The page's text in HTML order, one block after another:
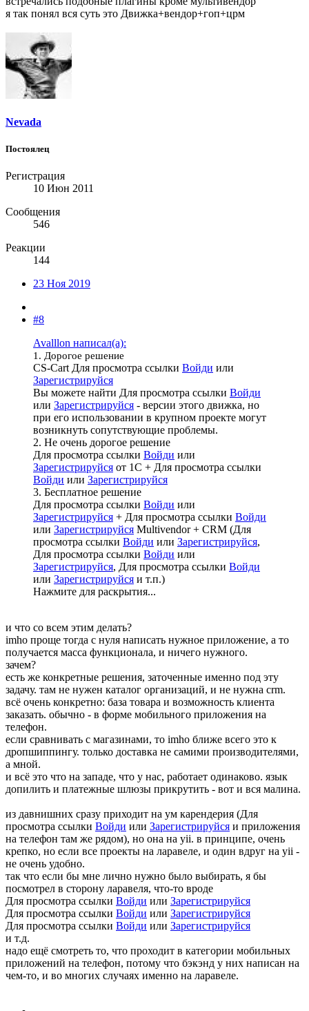
я так понял вся суть это Движка+вендор+гоп+црм
Nevada
Постоялец
Регистрация
10 Июн 2011
Сообщения
546
Реакции
144
23 Ноя 2019
#8
Avalllon написал(а):
1. Дорогое решение
CS-Cart Для просмотра ссылки Войди или
Зарегистрируйся
Вы можете найти Для просмотра ссылки Войди
или Зарегистрируйся - версии этого движка, но
при его использовании в крупном проекте могут
возникнуть сопутствующие проблемы.
2. Не очень дорогое решение
Для просмотра ссылки Войди или
Зарегистрируйся от 1С + Для просмотра ссылки
Войди или Зарегистрируйся
3. Бесплатное решение
Для просмотра ссылки Войди или
Зарегистрируйся + Для просмотра ссылки Войди
или Зарегистрируйся Multivendor + CRM (Для
просмотра ссылки Войди или Зарегистрируйся,
Для просмотра ссылки Войди или
Зарегистрируйся, Для просмотра ссылки Войди
или Зарегистрируйся и т.п.)
Нажмите для раскрытия...
и что со всем этим делать?
imho проще тогда с нуля написать нужное приложение, а то
получается масса функционала, и ничего нужного.
зачем?
есть же конкретные решения, заточенные именно под эту
задачу. там не нужен каталог организаций, и не нужна crm.
всё очень конкретно: база товара и возможность клиента
заказать. обычно - в форме мобильного приложения на
телефон.
если сравнивать с магазинами, то imho ближе всего это к
дропшиппингу. только доставка не самими производителями,
а мной.
и всё это что на западе, что у нас, работает одинаково. язык
допилить и платежные шлюзы прикрутить - вот и вся малина.
из давнишних сразу приходит на ум карендерия (Для
просмотра ссылки Войди или Зарегистрируйся и приложения
на телефон там же рядом), но она на yii. в принципе, очень
крепко, но если все проекты на ларавеле, и один вдруг на yii -
не очень удобно.
так что если бы мне лично нужно было выбирать, я бы
посмотрел в сторону ларавеля, что-то вроде
Для просмотра ссылки Войди или Зарегистрируйся
Для просмотра ссылки Войди или Зарегистрируйся
Для просмотра ссылки Войди или Зарегистрируйся
и т.д.
надо ещё смотреть то, что проходит в категории мобильных
приложений на телефон, потому что бэкэнд у них написан на
чем-то, и во многих случаях именно на ларавеле.